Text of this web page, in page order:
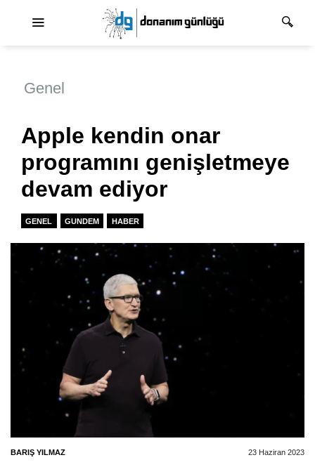
Genel
Apple kendin onar
programını genişletmeye
devam ediyor
GENEL GUNDEM HABER
BARIŞ YILMAZ 23 Haziran 2023